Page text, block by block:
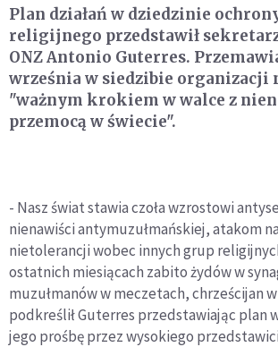
Plan działań w dziedzinie
religijnego przedstawił
ONZ Antonio Guterres.
września w siedzibie organizacji
"ważnym krokiem w walce z
przemocą w świecie".
- Nasz świat stawia czoła wzrostowi
nienawiści antymuzułmańskiej, atakom
nietolerancji wobec innych grup
ostatnich miesiącach zabito żydów w
muzułmanów w meczetach, chrześcijan
podkreślił Guterres przedstawiając plan
jego prośbę przez wysokiego